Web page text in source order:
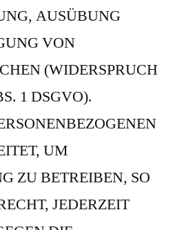
AUSÜBUNG
VON
(WIDERSPRUCH
1 DSGVO).
UM
ZU BETREIBEN, SO
JEDERZEIT